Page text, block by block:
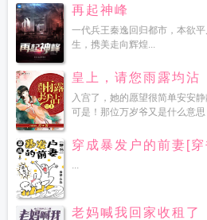
再起神峰
一代兵王秦逸回归都市，本欲
生，携美走向辉煌...
皇上，请您雨露均沾
入宫了，她的愿望很简单安安
可是！那位万岁爷又是什么意
穿成暴发户的前妻[穿
...
老妈喊我回家收租了